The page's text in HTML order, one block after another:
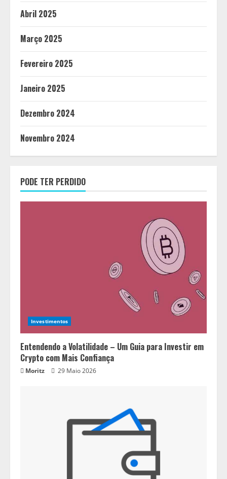
Abril 2025
Março 2025
Fevereiro 2025
Janeiro 2025
Dezembro 2024
Novembro 2024
PODE TER PERDIDO
Investimentos
Entendendo a Volatilidade – Um Guia para Investir em
Crypto com Mais Confiança
Moritz 29 Maio 2026